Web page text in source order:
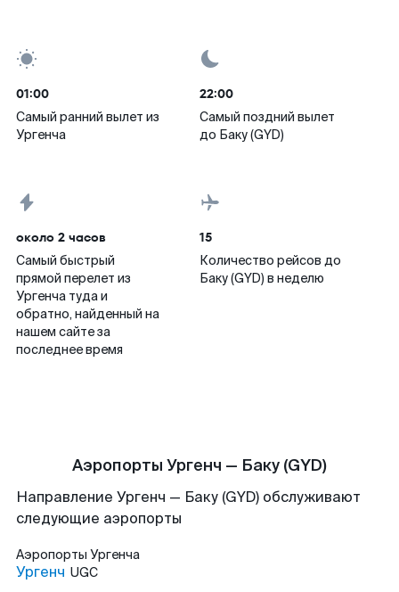
01:00
Самый ранний вылет из
Ургенча
22:00
Самый поздний вылет
до Баку (GYD)
около 2 часов
Самый быстрый
прямой перелет из
Ургенча туда и
обратно, найденный на
нашем сайте за
последнее время
15
Количество рейсов до
Баку (GYD) в неделю
Аэропорты Ургенч — Баку (GYD)
Направление Ургенч — Баку (GYD) обслуживают
следующие аэропорты
Аэропорты Ургенча
Ургенч UGC